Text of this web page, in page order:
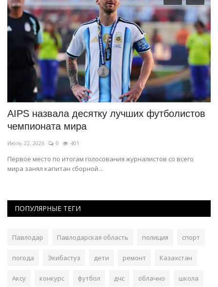
AIPS назвала десятку лучших футболистов
чемпионата мира
Июль 22, 2026 0 401
Первое место по итогам голосования журналистов со всего
мира занял капитан сборной...
ПОПУЛЯРНЫЕ ТЕГИ
Павлодар Павлодарская область полиция спорт
погода Экибастуз дети ремонт Казахстан
Аксу конкурс футбол дчс облачно школа